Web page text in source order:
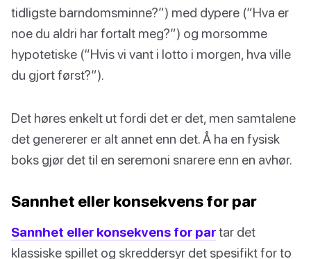
tidligste barndomsminne?”) med dypere (“Hva er
noe du aldri har fortalt meg?”) og morsomme
hypotetiske (“Hvis vi vant i lotto i morgen, hva ville
du gjort først?”).
Det høres enkelt ut fordi det er det, men samtalene
det genererer er alt annet enn det. Å ha en fysisk
boks gjør det til en seremoni snarere enn en avhør.
Sannhet eller konsekvens for par
Sannhet eller konsekvens for partar det
klassiske spillet og skreddersyr det spesifikt for to